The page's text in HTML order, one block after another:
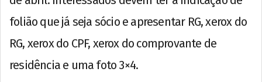
folião que já seja sócio e apresentar RG, xerox do
RG, xerox do CPF, xerox do comprovante de
residência e uma foto 3×4.